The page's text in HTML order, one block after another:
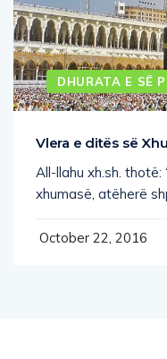
DHURATA E SË
Vlera e ditës së
All-llahu xh.sh.
xhumasë, atëherë
October 22, 2016